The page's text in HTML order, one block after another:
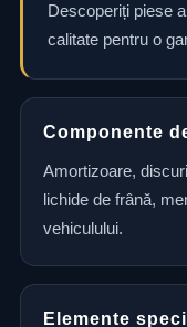
Descoperiți piese
calitate pentru o
Componente
Amortizoare,
lichide de frână,
vehiculului.
Elemente